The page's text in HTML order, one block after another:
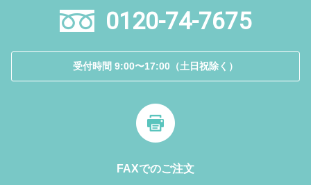
0120-74-7675
受付時間 9:00〜17:00（土日祝除く）
FAXでのご注文